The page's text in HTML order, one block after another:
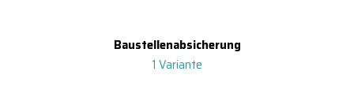
Baustellenabsicherung
1 Variante